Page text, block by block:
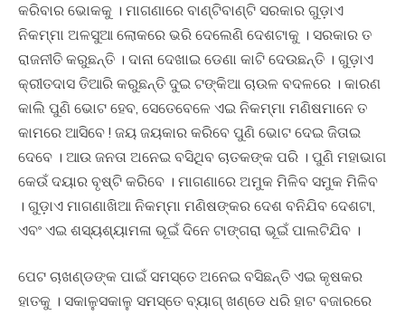
କରିବାର ଭୋକକୁ । ମାଗଣାରେ ବାଣ୍ଟିବାଣ୍ଟି ସରକାର ଗୁଡ଼ାଏ
ନିକମ୍ମା ଅଳସୁଆ ଲୋକରେ ଭରି ଦେଲେଣି ଦେଶଟାକୁ । ସରକାର ତ
ରାଜନୀତି କରୁଛନ୍ତି । ଦାନା ଦେଖାଇ ଡେଣା କାଟି ଦେଉଛନ୍ତି । ଗୁଡ଼ାଏ
କ୍ରୀତଦାସ ତିଆରି କରୁଛନ୍ତି ଦୁଇ ଟଙ୍କିଆ ଚାଉଳ ବଦଳରେ । କାରଣ
କାଲି ପୁଣି ଭୋଟ ହେବ, ସେତେବେଳେ ଏଇ ନିକମ୍ମା ମଣିଷମାନେ ତ
କାମରେ ଆସିବେ ! ଜୟ ଜୟକାର କରିବେ ପୁଣି ଭୋଟ ଦେଇ ଜିତାଇ
ଦେବେ । ଆଉ ଜନତା ଅନେଇ ବସିଥିବ ଚାତକଙ୍କ ପରି । ପୁଣି ମହାଭାଗ
କେଉଁ ଦୟାର ବୃଷ୍ଟି କରିବେ । ମାଗଣାରେ ଅମୁକ ମିଳିବ ସମୁକ ମିଳିବ
। ଗୁଡ଼ାଏ ମାଗଣାଖିଆ ନିକମ୍ମା ମଣିଷଙ୍କର ଦେଶ ବନିଯିବ ଦେଶଟା,
ଏବଂ ଏଇ ଶସ୍ୟଶ୍ୟାମଳା ଭୂଇଁ ଦିନେ ଟାଙ୍ଗରା ଭୂଇଁ ପାଲଟିଯିବ ।
ପେଟ ଚାଖଣ୍ଡଙ୍କ ପାଇଁ ସମସ୍ତେ ଅନେଇ ବସିଛନ୍ତି ଏଇ କୃଷକର
ହାତକୁ । ସକାଳୁସକାଳୁ ସମସ୍ତେ ବ୍ୟାଗ୍ ଖଣ୍ଡେ ଧରି ହାଟ ବଜାରରେ